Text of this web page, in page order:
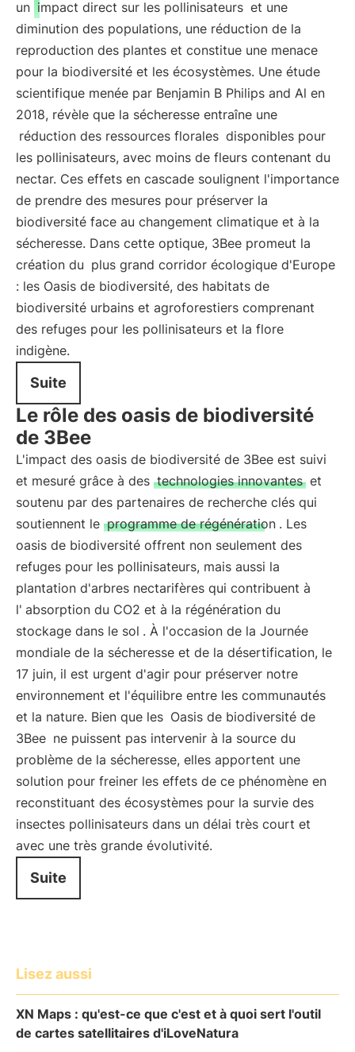
un impact direct sur les pollinisateurs et une
diminution des populations, une réduction de la
reproduction des plantes et constitue une menace
pour la biodiversité et les écosystèmes. Une étude
scientifique menée par Benjamin B Philips and Al en
2018, révèle que la sécheresse entraîne une
réduction des ressources florales disponibles pour
les pollinisateurs, avec moins de fleurs contenant du
nectar. Ces effets en cascade soulignent l'importance
de prendre des mesures pour préserver la
biodiversité face au changement climatique et à la
sécheresse. Dans cette optique, 3Bee promeut la
création du plus grand corridor écologique d'Europe
: les Oasis de biodiversité, des habitats de
biodiversité urbains et agroforestiers comprenant
des refuges pour les pollinisateurs et la flore
indigène.
Suite
Le rôle des oasis de biodiversité
de 3Bee
L'impact des oasis de biodiversité de 3Bee est suivi
et mesuré grâce à des technologies innovantes et
soutenu par des partenaires de recherche clés qui
soutiennent le programme de régénération . Les
oasis de biodiversité offrent non seulement des
refuges pour les pollinisateurs, mais aussi la
plantation d'arbres nectarifères qui contribuent à
l' absorption du CO2 et à la régénération du
stockage dans le sol . À l'occasion de la Journée
mondiale de la sécheresse et de la désertification, le
17 juin, il est urgent d'agir pour préserver notre
environnement et l'équilibre entre les communautés
et la nature. Bien que les Oasis de biodiversité de
3Bee ne puissent pas intervenir à la source du
problème de la sécheresse, elles apportent une
solution pour freiner les effets de ce phénomène en
reconstituant des écosystèmes pour la survie des
insectes pollinisateurs dans un délai très court et
avec une très grande évolutivité.
Suite
Lisez aussi
XN Maps : qu'est-ce que c'est et à quoi sert l'outil
de cartes satellitaires d'iLoveNatura